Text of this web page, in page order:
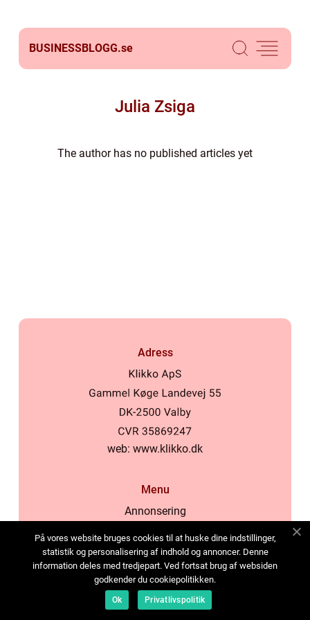
BUSINESSBLOGG.se
Julia Zsiga
The author has no published articles yet
Adress
web: www.klikko.dk
Menu
Annonsering
Cookies
Kontakta oss
Sitemap
På vores website bruges cookies til at huske dine indstillinger,
statistik og personalisering af indhold og annoncer. Denne
information deles med tredjepart. Ved fortsat brug af websiden
godkender du cookiepolitikken.
Ok Privatlivspolitik